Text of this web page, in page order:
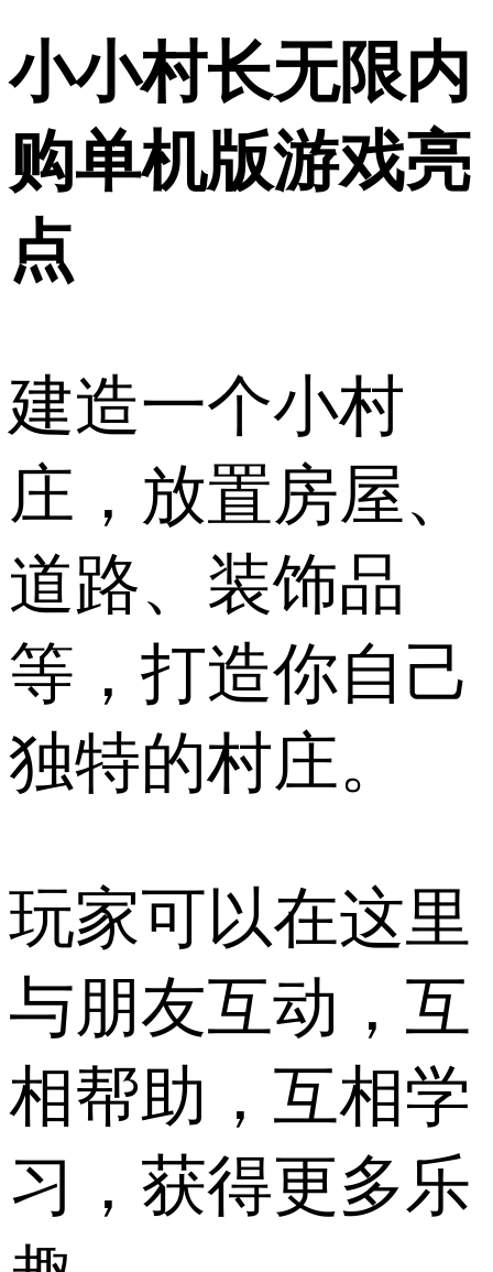
小小村长无限内
购单机版游戏亮
点
建造一个小村
庄，放置房屋、
道路、装饰品
等，打造你自己
独特的村庄。
玩家可以在这里
与朋友互动，互
相帮助，互相学
习，获得更多乐